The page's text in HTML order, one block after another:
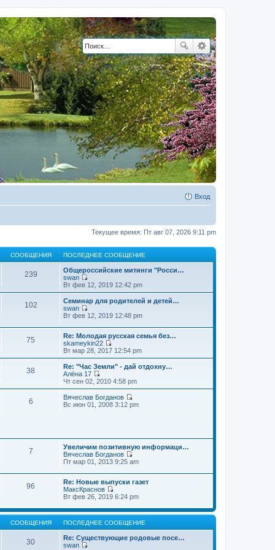
Вход
Текущее время: Пт авг 07, 2026 9:11 pm
СООБЩЕНИЯ ПОСЛЕДНЕЕ СООБЩЕНИЕ
239
Общероссийские митинги "Росси…
swan
П
е
р
е
й
т
и
к
п
о
с
л
е
д
м
у
б
щ
е
н
ю
Вт фев 12, 2019 12:42 pm
102
Семинар для родителей и детей…
swan
П
р
е
й
т
и
к
п
о
с
л
е
у
с
о
о
щ
е
н
и
Вт фев 12, 2019 12:48 pm
75
Re: Молодая русская семья без…
skameykin22
П
е
р
е
й
к
п
е
д
н
е
у
с
о
о
щ
н
ю
Вт мар 28, 2017 12:54 pm
38
Re: "Час Земли" - дай отдохну…
Алёна 17
П
е
р
е
й
п
о
с
л
д
н
е
м
с
о
о
щ
Чт сен 02, 2010 4:58 pm
6
Вячеслав Богданов
П
т
и
п
л
д
е
м
у
с
Вс июн 01, 2008 3:12 pm
7
Увеличим позитивную информаци…
Вячеслав Богданов
П
р
е
т
к
п
о
л
Пт мар 01, 2013 9:25 am
96
Re: Новые выпуски газет
МаксКраснов
П
р
е
й
т
и
Вт фев 26, 2019 6:24 pm
СООБЩЕНИЯ ПОСЛЕДНЕЕ СООБЩЕНИЕ
30
Re: Существующие родовые посе…
swan